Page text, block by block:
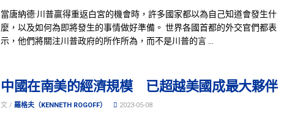
當唐納德·川普贏得重返白宮的機會時，許多國家都以為自己知道會發生什
麼，以及如何為即將發生的事情做好準備。 世界各國首都的外交官們都表
示，他們將關注川普政府的所作所為，而不是川普的言 ...
中國在南美的經濟規模 已超越美國成最大夥伴
文 / 羅格夫（KENNETH ROGOFF） 2023-05-08